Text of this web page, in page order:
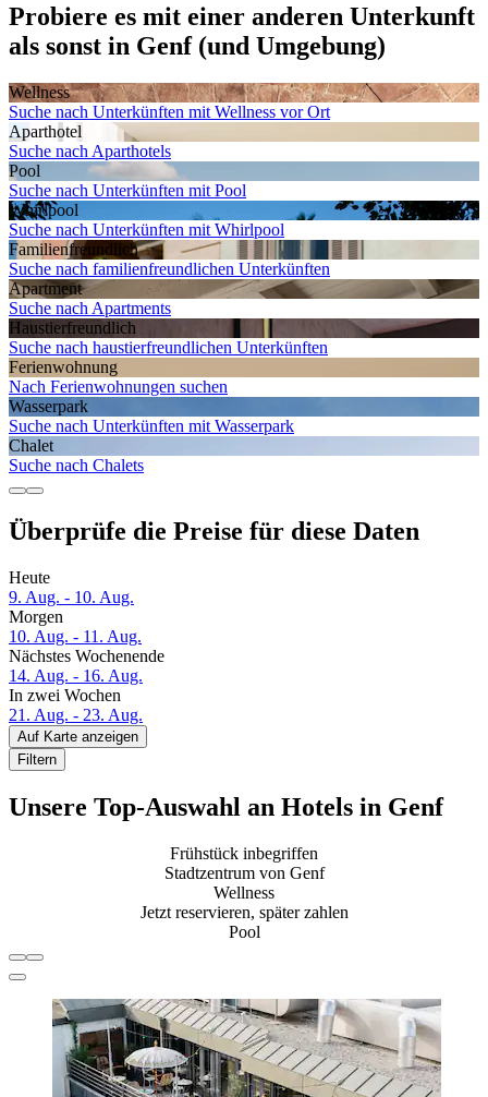
Probiere es mit einer anderen Unterkunft
als sonst in Genf (und Umgebung)
Wellness
Suche nach Unterkünften mit Wellness vor Ort
Aparthotel
Suche nach Aparthotels
Pool
Suche nach Unterkünften mit Pool
Whirlpool
Suche nach Unterkünften mit Whirlpool
Familien­freundlich
Suche nach familienfreundlichen Unterkünften
Apartment
Suche nach Apartments
Haustier­freundlich
Suche nach haustierfreundlichen Unterkünften
Ferien­wohnung
Nach Ferienwohnungen suchen
Wasserpark
Suche nach Unterkünften mit Wasserpark
Chalet
Suche nach Chalets
Überprüfe die Preise für diese Daten
Heute
9. Aug. - 10. Aug.
Morgen
10. Aug. - 11. Aug.
Nächstes Wochenende
14. Aug. - 16. Aug.
In zwei Wochen
21. Aug. - 23. Aug.
Auf Karte anzeigen
Filtern
Unsere Top-Auswahl an Hotels in Genf
Frühstück inbegriffen
Stadtzentrum von Genf
Wellness
Jetzt reservieren, später zahlen
Pool